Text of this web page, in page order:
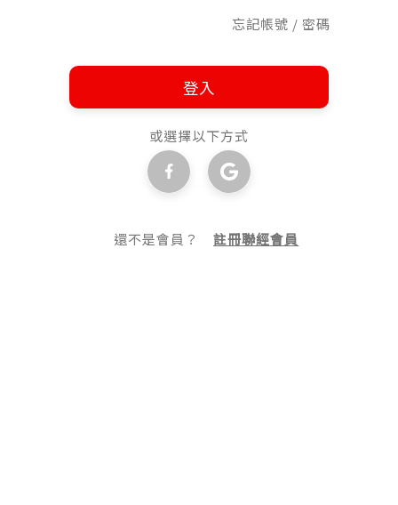
忘記帳號 / 密碼
登入
或選擇以下方式
還不是會員？註冊聯經會員